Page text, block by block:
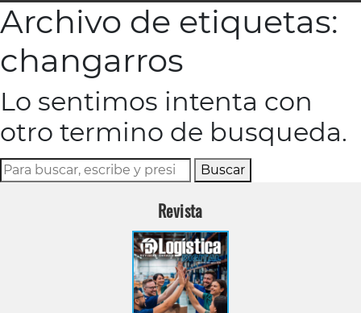
Archivo de etiquetas:
changarros
Lo sentimos intenta con
otro termino de busqueda.
Buscar
Revista